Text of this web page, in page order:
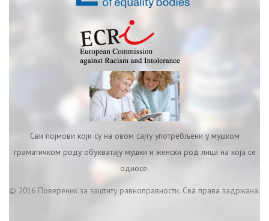
Сви појмови који су на овом сајту употребљени у мушком
граматичком роду обухватају мушки и женски род лица на која се
односе.
© 2016 Повереник за заштиту равноправности. Сва права задржана.